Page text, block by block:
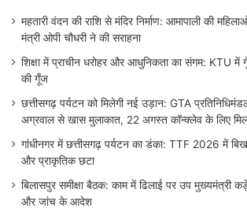
महतारी वंदन की राशि से मंदिर निर्माण: आमापाली की
मंत्री ओपी चौधरी ने की सराहना
शिक्षा में प्राचीन धरोहर और आधुनिकता का संगम: KTU में
की गूँज
छत्तीसगढ़ पर्यटन को मिलेगी नई उड़ान: GTA
अग्रवाल से खास मुलाकात, 22 अगस्त कॉन्क्लेव के लिए
गांधीनगर में छत्तीसगढ़ पर्यटन का डंका: TTF 2026 में
और प्राकृतिक छटा
बिलासपुर समीक्षा बैठक: काम में ढिलाई पर उप मुख्यमंत्री
और जांच के आदेश